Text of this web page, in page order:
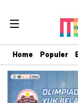
Home Populer